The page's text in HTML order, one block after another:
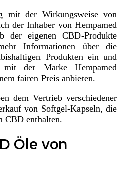
mit der Wirkungsweise von
der Inhaber von Hempamed
der eigenen CBD-Produkte
Informationen über die
Produkten ein und
der Marke Hempamed
fairen Preis anbieten.
dem Vertrieb verschiedener
von Softgel-Kapseln, die
CBD enthalten.
Öle von